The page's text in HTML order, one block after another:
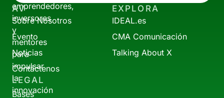
emprendedores,
inversores
y
mentores
para
impulsar
la
innovación
AV
Sobre Nosotros
Evento
Noticias
Contáctenos
EXPLORA
IDEAL.es
CMA Comunicación
Talking About X
LEGAL
Bases